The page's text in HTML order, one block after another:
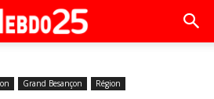
Grand Besançon Région